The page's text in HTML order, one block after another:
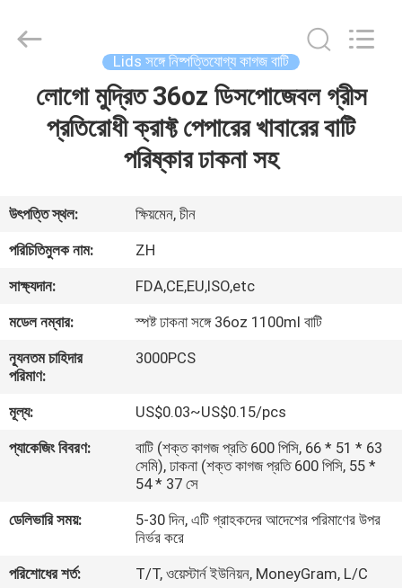
আমাদের
সম্পর্কে
কারখানা
ভ্রমণ
নিয়ন্ত্রণ
করুন
খবর
Protection
Technology
Reserved.
Lids সঙ্গে নিষ্পত্তিযোগ্য কাগজ বাটি
লোগো মুদ্রিত 36oz ডিসপোজেবল গ্রীস
প্রতিরোধী ক্রাফ্ট পেপারের খাবারের বাটি
পরিষ্কার ঢাকনা সহ
উৎপত্তি স্থল:
ক্ষিয়মেন, চীন
পরিচিতিমুলক নাম:
ZH
সাক্ষ্যদান:
FDA,CE,EU,ISO,etc
মডেল নম্বার:
স্পষ্ট ঢাকনা সঙ্গে 36oz 1100ml বাটি
ন্যূনতম চাহিদার
পরিমাণ:
3000PCS
মূল্য:
US$0.03~US$0.15/pcs
প্যাকেজিং বিবরণ:
বাটি (শক্ত কাগজ প্রতি 600 পিসি, 66 * 51 * 63
সেমি), ঢাকনা (শক্ত কাগজ প্রতি 600 পিসি, 55 *
54 * 37 সে
ডেলিভারি সময়:
5-30 দিন, এটি গ্রাহকদের আদেশের পরিমাণের উপর
নির্ভর করে
পরিশোধের শর্ত:
T/T, ওয়েস্টার্ন ইউনিয়ন, MoneyGram, L/C